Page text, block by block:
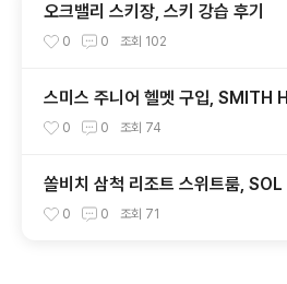
오크밸리 스키장, 스키 강습 후기
0 0 조회 102
스미스 주니어 헬멧 구입, SMITH
1920
0 0 조회 74
쏠비치 삼척 리조트 스위트룸,
SAMCHEOK
0 0 조회 71